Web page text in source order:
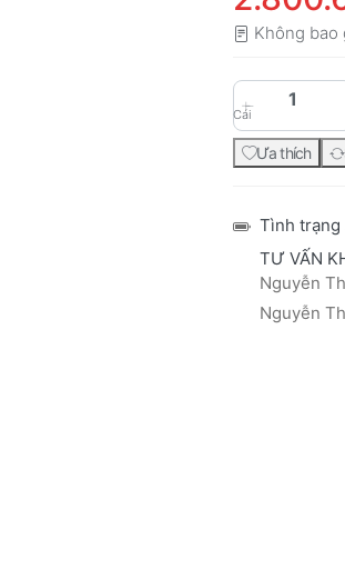
Không bao
Cái
Ưa thích
Tình trạng
TƯ VẤN
Nguyễn
Nguyễn